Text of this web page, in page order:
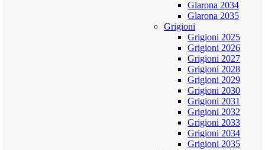
Glarona 2034
Glarona 2035
Grigioni
Grigioni 2025
Grigioni 2026
Grigioni 2027
Grigioni 2028
Grigioni 2029
Grigioni 2030
Grigioni 2031
Grigioni 2032
Grigioni 2033
Grigioni 2034
Grigioni 2035